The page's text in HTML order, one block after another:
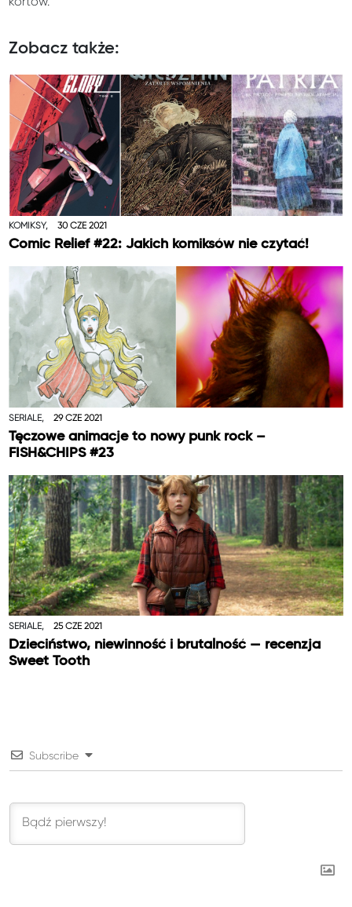
Zobacz także:
KOMIKSY, 30 CZE 2021
Comic Relief #22: Jakich komiksów nie czytać!
SERIALE, 29 CZE 2021
Tęczowe animacje to nowy punk rock –
FISH&CHIPS #23
SERIALE, 25 CZE 2021
Dzieciństwo, niewinność i brutalność — recenzja
Sweet Tooth
Subscribe